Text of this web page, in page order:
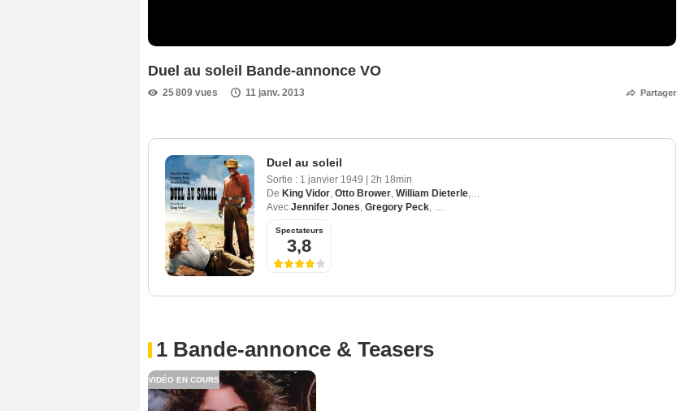
Duel au soleil Bande-annonce VO
25 809 vues 11 janv. 2013 Partager
Duel au soleil
Sortie : 1 janvier 1949
2h 18min
De King Vidor, Otto Brower, William Dieterle, Sidney Franklin
Avec Jennifer Jones, Gregory Peck, Joseph Cotten
Spectateurs
3,8
1 Bande-annonce & Teasers
VIDÉO EN COURS